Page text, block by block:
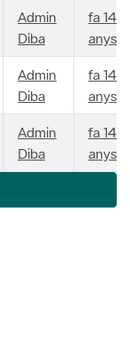
Admin
Diba
fa 14
anys
Admin
Diba
fa 14
anys
Admin
Diba
fa 14
anys